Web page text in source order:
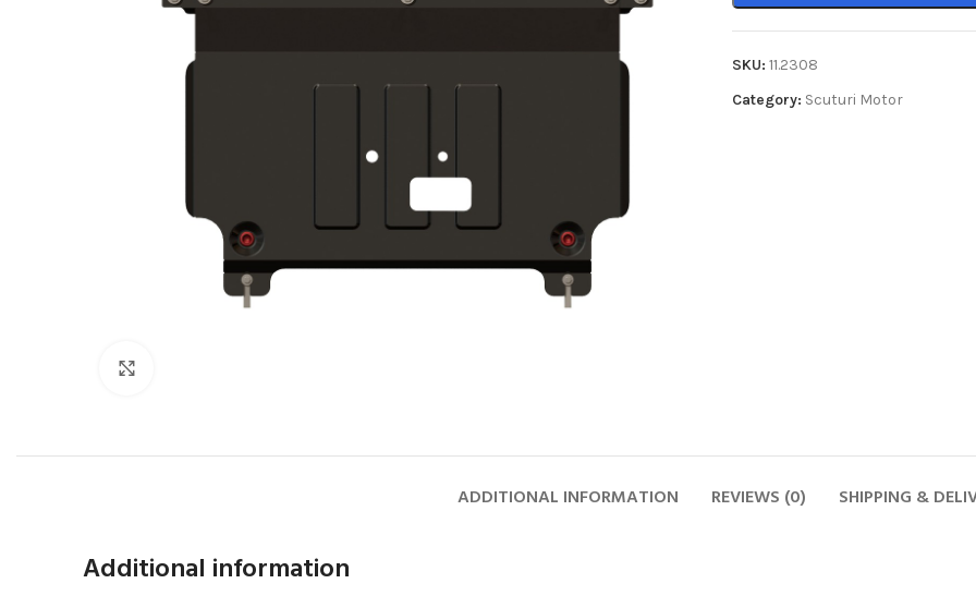
SKU: 11.2308
Category: Scuturi Motor
ADDITIONAL INFORMATION REVIEWS (0) SHIPPING &
Additional information